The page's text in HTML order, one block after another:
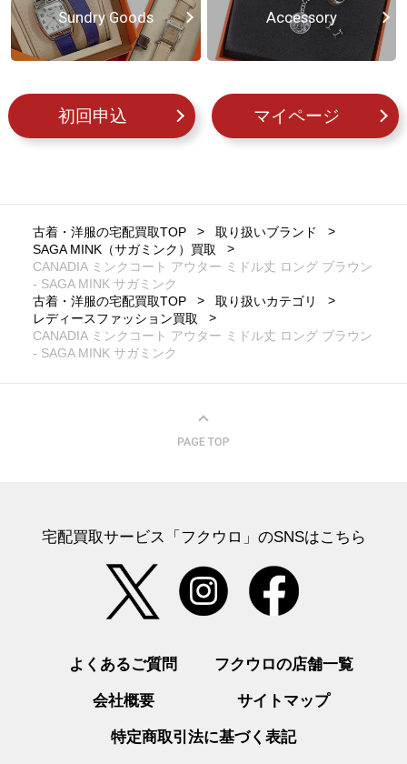
Sundry Goods Accessory
初回申込 マイページ
古着・洋服の宅配買取TOP
取り扱いブランド
SAGA MINK（サガミンク）買取
CANADIA ミンクコート アウター ミドル丈 ロング ブラウン
- SAGA MINK サガミンク
古着・洋服の宅配買取TOP
取り扱いカテゴリ
レディースファッション買取
CANADIA ミンクコート アウター ミドル丈 ロング ブラウン
- SAGA MINK サガミンク
宅配買取サービス「フクウロ」のSNSはこちら
よくあるご質問 フクウロの店舗一覧
会社概要 サイトマップ
特定商取引法に基づく表記